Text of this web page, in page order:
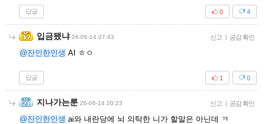
답글 4
0
입금됐냐 26-06-14 07:43 신고 | 공감 확인
@잔인한인생 AI ㅎㅇ
답글 0
1
지나가는룬 26-06-14 20:23 신고 | 공감 확인
@잔인한인생 ai와 내란당에 뇌 의탁한 니가 할말은 아닌데 ㅋ